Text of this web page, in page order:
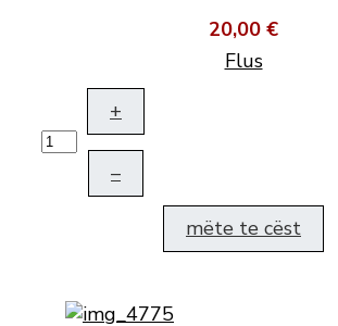
20,00 €
Flus
+
–
mëte te cëst